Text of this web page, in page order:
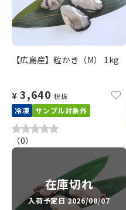
【広島産】粒かき（M） 1kg
¥ 3,640 税抜
冷凍 サンプル対象外
（0）
在庫切れ
入荷予定日 2026/08/07